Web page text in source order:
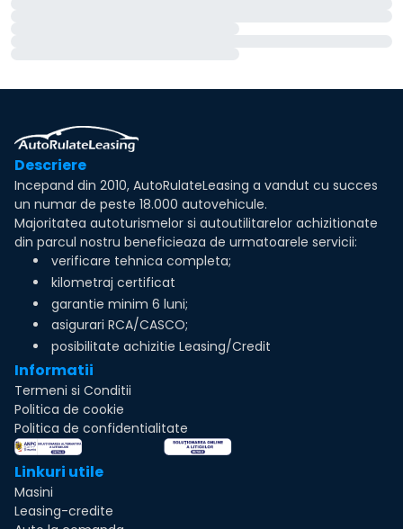
Descriere
Incepand din 2010, AutoRulateLeasing a vandut cu succes
un numar de peste 18.000 autovehicule.
Majoritatea autoturismelor si autoutilitarelor achizitionate
din parcul nostru beneficieaza de urmatoarele servicii:
verificare tehnica completa;
kilometraj certificat
garantie minim 6 luni;
asigurari RCA/CASCO;
posibilitate achizitie Leasing/Credit
Informatii
Termeni si Conditii
Politica de cookie
Politica de confidentialitate
Linkuri utile
Masini
Leasing-credite